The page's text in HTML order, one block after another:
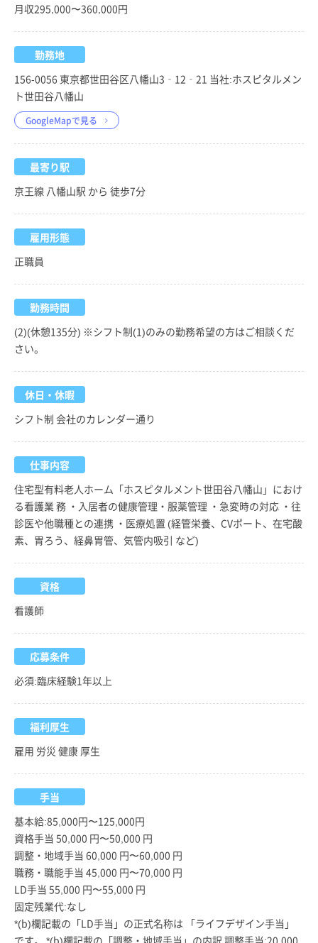
月収295,000〜360,000円
勤務地
156-0056 東京都世田谷区八幡山3‐12‐21 当社:ホスピタルメン
ト世田谷八幡山
GoogleMapで見る
最寄り駅
京王線 八幡山駅 から 徒歩7分
雇用形態
正職員
勤務時間
(2)(休憩135分) ※シフト制(1)のみの勤務希望の方はご相談くだ
さい。
休日・休暇
シフト制 会社のカレンダー通り
仕事内容
住宅型有料老人ホーム「ホスピタルメント世田谷八幡山」におけ
る看護業 務 ・入居者の健康管理・服薬管理 ・急変時の対応 ・往
診医や他職種との連携 ・医療処置 (経管栄養、CVポート、在宅酸
素、胃ろう、経鼻胃管、気管内吸引 など)
資格
看護師
応募条件
必須:臨床経験1年以上
福利厚生
雇用 労災 健康 厚生
手当
基本給:85,000円〜125,000円
資格手当 50,000 円〜50,000 円
調整・地域手当 60,000 円〜60,000 円
職務・職能手当 45,000 円〜70,000 円
LD手当 55,000 円〜55,000 円
固定残業代:なし
*(b)欄記載の「LD手当」の正式名称は 「ライフデザイン手当」
です。 *(b)欄記載の「調整・地域手当」の内訳 調整手当:20,000